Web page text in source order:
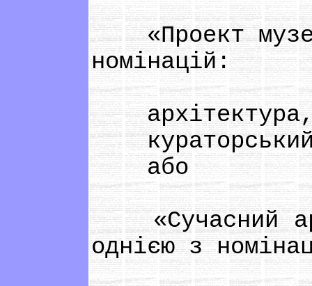
«Проект музею
номінацій:
архітектура,
кураторський
або
«Сучасний
однією з